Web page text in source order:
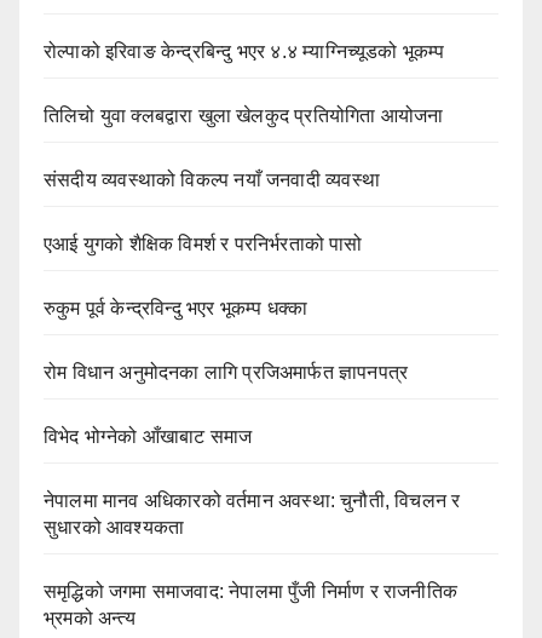
रोल्पाको इरिवाङ केन्द्रबिन्दु भएर ४.४ म्याग्निच्यूडको भूकम्प
तिलिचो युवा क्लबद्वारा खुला खेलकुद प्रतियोगिता आयोजना
संसदीय व्यवस्थाको विकल्प नयाँ जनवादी व्यवस्था
एआई युगको शैक्षिक विमर्श र परनिर्भरताको पासो
रुकुम पूर्व केन्द्रविन्दु भएर भूकम्प धक्का
रोम विधान अनुमोदनका लागि प्रजिअमार्फत ज्ञापनपत्र
विभेद भोग्नेको आँखाबाट समाज
नेपालमा मानव अधिकारको वर्तमान अवस्था: चुनौती, विचलन र
सुधारको आवश्यकता
समृद्धिको जगमा समाजवाद: नेपालमा पुँजी निर्माण र राजनीतिक
भ्रमको अन्त्य